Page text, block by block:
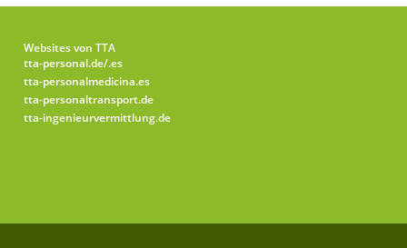
Websites von TTA
tta-personal.de/.es
tta-personalmedicina.es
tta-personaltransport.de
tta-ingenieurvermittlung.de